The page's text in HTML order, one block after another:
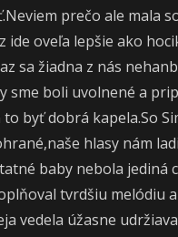
prečo ale mala
ide oveľa lepšie ako
sa žiadna z nás
sme boli uvolnené a
to byť dobrá kapela.So
hlasy nám
baby nebola jediná
tvrdšiu melódiu
vedela úžasne